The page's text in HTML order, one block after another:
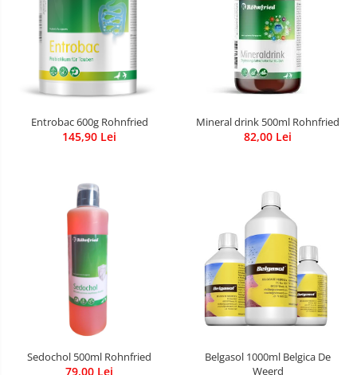
Entrobac 600g Rohnfried
145,90 Lei
Mineral drink 500ml Rohnfried
82,00 Lei
Sedochol 500ml Rohnfried
79,00 Lei
Belgasol 1000ml Belgica De
Weerd